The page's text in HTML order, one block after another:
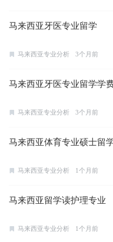
马来西亚牙医专业留学
马来西亚专业分析 3个月前
马来西亚牙医专业留学学
马来西亚专业分析 3个月前
马来西亚体育专业硕士留
马来西亚专业分析 1个月前
马来西亚留学读护理专业
马来西亚专业分析 1个月前